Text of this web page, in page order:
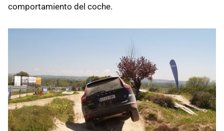
comportamiento del coche.